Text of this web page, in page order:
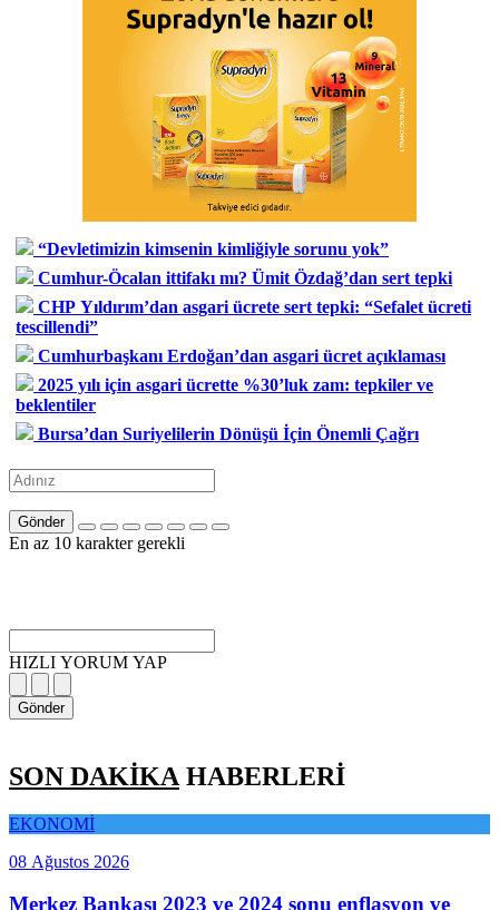
“Devletimizin kimsenin kimliğiyle sorunu yok”
Cumhur-Öcalan ittifakı mı? Ümit Özdağ’dan sert tepki
CHP Yıldırım’dan asgari ücrete sert tepki: “Sefalet ücreti
tescillendi”
Cumhurbaşkanı Erdoğan’dan asgari ücret açıklaması
2025 yılı için asgari ücrette %30’luk zam: tepkiler ve
beklentiler
Bursa’dan Suriyelilerin Dönüşü İçin Önemli Çağrı
Gönder
En az 10 karakter gerekli
HIZLI YORUM YAP
Gönder
SON DAKİKA HABERLERİ
EKONOMİ
08 Ağustos 2026
Merkez Bankası 2023 ve 2024 sonu enflasyon ve